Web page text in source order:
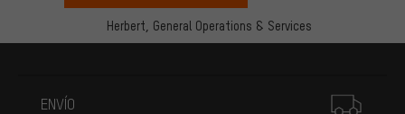
Herbert, General Operations & Services
ENVÍO